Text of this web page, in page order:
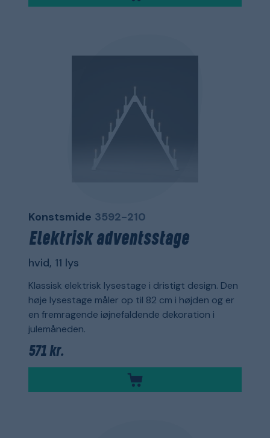
Konstsmide 3592-210
Elektrisk adventsstage
hvid, 11 lys
Klassisk elektrisk lysestage i dristigt design. Den
høje lysestage måler op til 82 cm i højden og er
en fremragende iøjnefaldende dekoration i
julemåneden.
571 kr.